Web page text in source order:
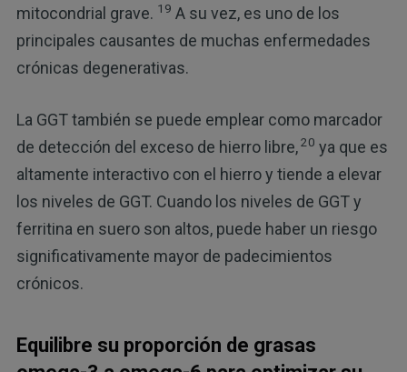
mitocondrial grave. 19 A su vez, es uno de los
principales causantes de muchas enfermedades
crónicas degenerativas.
La GGT también se puede emplear como marcador
de detección del exceso de hierro libre,20 ya que es
altamente interactivo con el hierro y tiende a elevar
los niveles de GGT. Cuando los niveles de GGT y
ferritina en suero son altos, puede haber un riesgo
significativamente mayor de padecimientos
crónicos.
Equilibre su proporción de grasas